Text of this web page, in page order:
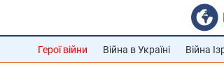
Герої війни Війна в Україні Війна